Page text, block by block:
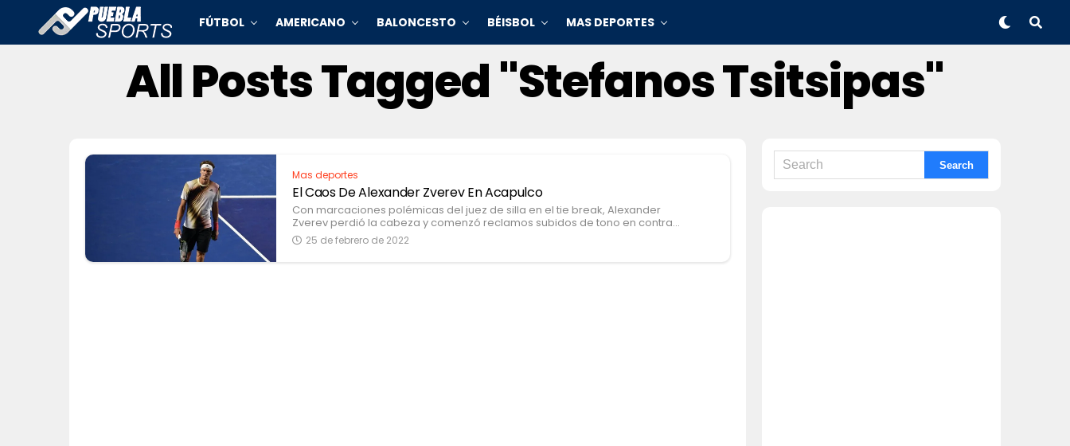
FÚTBOL AMERICANO BALONCESTO BÉISBOL MAS DEPORTES
All Posts Tagged "Stefanos Tsitsipas"
Mas deportes
El Caos De Alexander Zverev En Acapulco
Con marcaciones polémicas del juez de silla en el tie break, Alexander
Zverev perdió la cabeza y comenzó reclamos subidos de tono en contra...
25 de febrero de 2022